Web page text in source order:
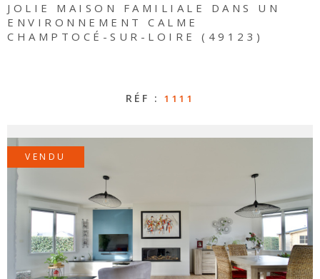
NOTRE
NOS
JOLIE MAISON FAMILIALE DANS UN
ENVIRONNEMENT CALME
CHAMPTOCÉ-SUR-LOIRE (49123)
RÉF : 1111
VENDU